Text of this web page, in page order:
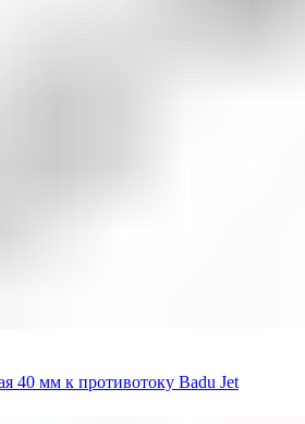
40 мм к противотоку Badu Jet